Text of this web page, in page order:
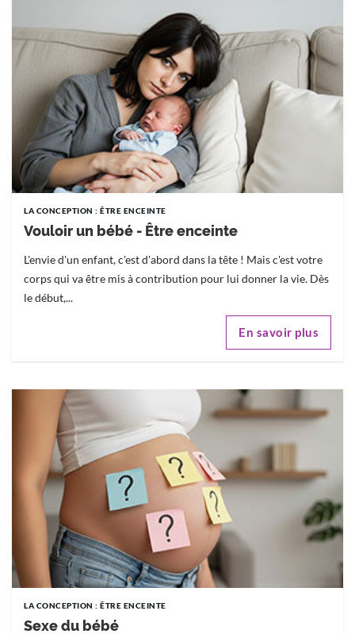
LA CONCEPTION : ÊTRE ENCEINTE
Vouloir un bébé - Être enceinte
L'envie d'un enfant, c'est d'abord dans la tête ! Mais c'est votre
corps qui va être mis à contribution pour lui donner la vie. Dès
le début,...
En savoir plus
LA CONCEPTION : ÊTRE ENCEINTE
Sexe du bébé